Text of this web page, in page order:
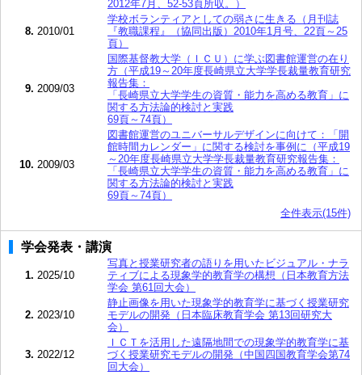
2012年7月、52-53頁所収。）
8. 2010/01
学校ボランティアとしての弱さに生きる（月刊誌
『教職課程』（協同出版）2010年1月号、22頁～25
頁）
9. 2009/03
国際基督教大学（ＩＣＵ）に学ぶ図書館運営の在り
方（平成19～20年度長崎県立大学学長裁量教育研究
報告集：
「長崎県立大学学生の資質・能力を高める教育」に
関する方法論的検討と実践
69頁～74頁）
10. 2009/03
図書館運営のユニバーサルデザインに向けて：「開
館時間カレンダー」に関する検討を事例に（平成19
～20年度長崎県立大学学長裁量教育研究報告集：
「長崎県立大学学生の資質・能力を高める教育」に
関する方法論的検討と実践
69頁～74頁）
全件表示(15件)
学会発表・講演
1. 2025/10
写真と授業研究者の語りを用いたビジュアル・ナラ
ティブによる現象学的教育学の構想（日本教育方法
学会 第61回大会）
2. 2023/10
静止画像を用いた現象学的教育学に基づく授業研究
モデルの開発（日本臨床教育学会 第13回研究大
会）
3. 2022/12
ＩＣＴを活用した遠隔地間での現象学的教育学に基
づく授業研究モデルの開発（中国四国教育学会第74
回大会）